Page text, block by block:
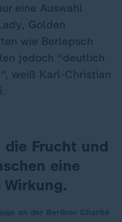
eine Auswahl
Golden
wie Berlepsch
jedoch "deutlich
weiß Karl-Christian
die Frucht und
eine